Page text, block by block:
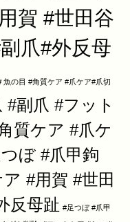
賀 #世田谷
爪#外反母
魚の目 #角質ケア #爪ケア#爪切
#副爪 #フット
質ケア #爪ケ
ぼ #爪甲鉤
#用賀 #世田
反母趾 #足つぼ #爪甲